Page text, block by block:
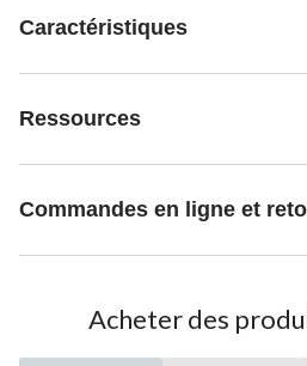
Caractéristiques
Ressources
Commandes en ligne et
Acheter des